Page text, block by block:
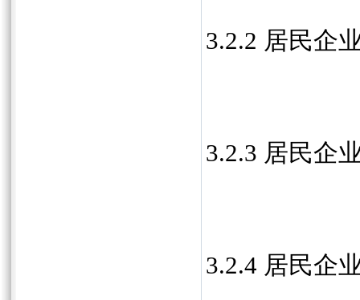
3.2.2 居民企
3.2.3 居民企
3.2.4 居民企